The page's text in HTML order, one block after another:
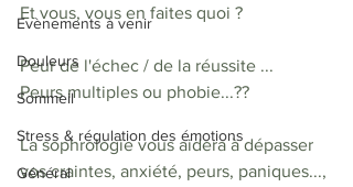
Evènements à venir
Douleurs
Sommeil
Stress & régulation des émotions
Général
Et vous, vous en faites quoi ?
Peur de l'échec / de la réussite ...
Peurs multiples ou phobie...??
La sophrologie vous aidera à dépasser
vos craintes, anxiété, peurs, paniques...,